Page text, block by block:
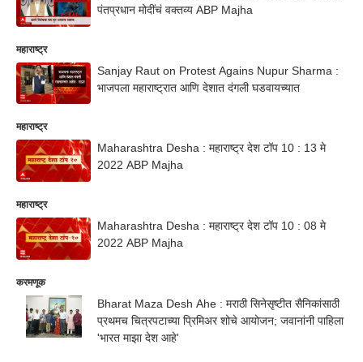
पंतप्रधान मोदींचं वक्तव्य ABP Majha
महाराष्ट्र
Sanjay Raut on Protest Agains Nupur Sharma :
भाजपला महाराष्ट्रात आणि देशात दंगली घडवायच्यात
महाराष्ट्र
Maharashtra Desha : महाराष्ट्र देश टॉप 10 : 13 मे
2022 ABP Majha
महाराष्ट्र
Maharashtra Desha : महाराष्ट्र देश टॉप 10 : 08 मे
2022 ABP Majha
करमणूक
Bharat Maza Desh Ahe : मराठी सिनेसृष्टीत सैनिकांसाठी
प्रथमच चित्रपटाच्या प्रिमिअर शोचे आयोजन; जवानांनी पाहिला
'भारत माझा देश आहे'